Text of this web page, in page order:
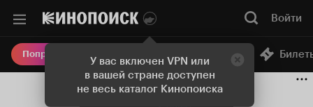
У вас включен VPN или
в вашей стране доступен
не весь каталог Кинопоиска
Войти
Попробовать Плюс Онлайн-кинотеатр